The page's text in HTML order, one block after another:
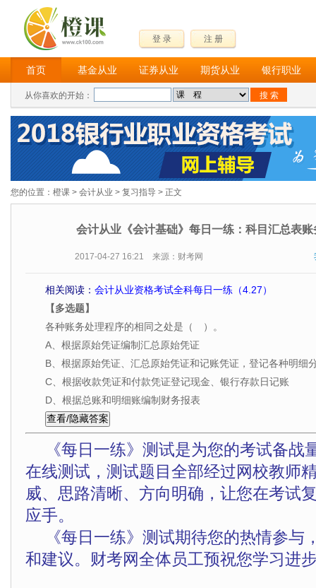
登 录 注 册
首页 基金从业 证券从业 期货从业 银行职业
从你喜欢的开始：
您的位置： 橙课 > 会计从业 > 复习指导 > 正文
会计从业《会计基础》每日一练：科目汇总表
2017-04-27 16:21 来源：财考网
相关阅读： 会计从业资格考试全科每日一练（4.27）
【多选题】
各种账务处理程序的相同之处是（ ）。
A、根据原始凭证编制汇总原始凭证
B、根据原始凭证、汇总原始凭证和记账凭证，登记各种明细
C、根据收款凭证和付款凭证登记现金、银行存款日记账
D、根据总账和明细账编制财务报表
《每日一练》测试是为您的考试备战
在线测试，测试题目全部经过网校教师
威、思路清晰、方向明确，让您在考试
应手。
《每日一练》测试期待您的热情参与
和建议。财考网全体员工预祝您学习进